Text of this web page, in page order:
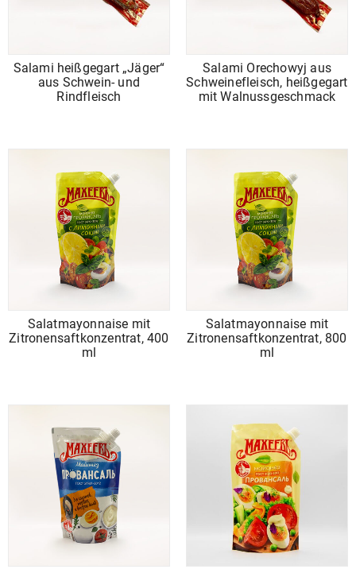
Salami heißgegart „Jäger“
aus Schwein- und
Rindfleisch
Salami Orechowyj aus
Schweinefleisch, heißgegart
mit Walnussgеsсhmасk
Salatmayonnaise mit
Zitronensaftkonzentrat, 400
ml
Salatmayonnaise mit
Zitronensaftkonzentrat, 800
ml